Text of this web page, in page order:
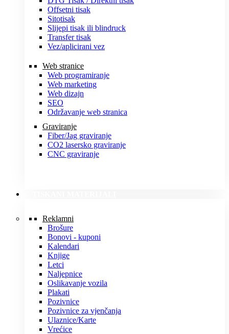
Offsetni tisak
Sitotisak
Slijepi tisak ili blindruck
Transfer tisak
Vez/aplicirani vez
Web stranice
Web programiranje
Web marketing
Web dizajn
SEO
Održavanje web stranica
Graviranje
Fiber/Jag graviranje
CO2 lasersko graviranje
CNC graviranje
Reklamni
Brošure
Bonovi - kuponi
Kalendari
Knjige
Letci
Naljepnice
Oslikavanje vozila
Plakati
Pozivnice
Pozivnice za vjenčanja
Ulaznice/Karte
Vrećice